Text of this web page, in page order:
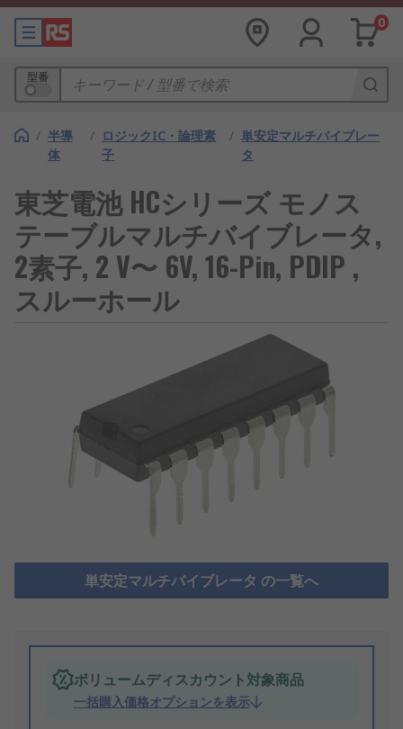
0
型番
/ 半導
体
/ ロジックIC・論理素
子
/ 単安定マルチバイブレー
タ
東芝電池 HCシリーズ モノス
テーブルマルチバイブレータ,
2素子, 2 V〜 6V, 16-Pin, PDIP ,
スルーホール
単安定マルチバイブレータ の一覧へ
ボリュームディスカウント対象商品
一括購入価格オプションを表示